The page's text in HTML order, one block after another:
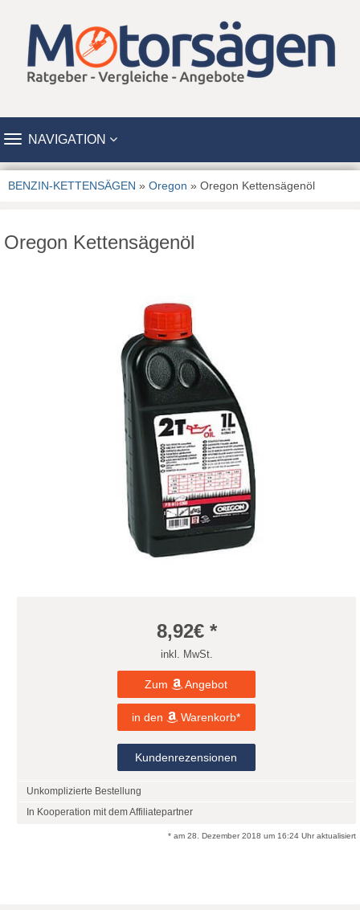
TOGGLE
NAVIGATION
BENZIN-KETTENSÄGEN » Oregon » Oregon Kettensägenöl
Oregon Kettensägenöl
8,92€ *
inkl. MwSt.
Zum Angebot
in den Warenkorb*
Kundenrezensionen
Unkomplizierte Bestellung
In Kooperation mit dem Affiliatepartner
* am 28. Dezember 2018 um 16:24 Uhr aktualisiert